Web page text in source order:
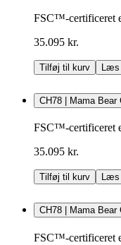
FSC™-certificeret
35.095 kr.
Tilføj til kurv Læs
CH78 | Mama Bear
FSC™-certificeret
35.095 kr.
Tilføj til kurv Læs
CH78 | Mama Bear
FSC™-certificeret